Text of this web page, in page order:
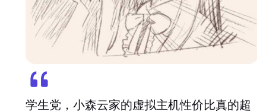
学生党，小森云家的虚拟主机性价比真的超